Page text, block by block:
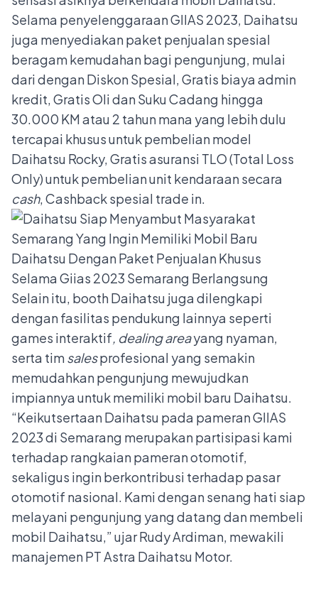
Selama penyelenggaraan GIIAS 2023, Daihatsu
juga menyediakan paket penjualan spesial
beragam kemudahan bagi pengunjung, mulai
dari dengan Diskon Spesial, Gratis biaya admin
kredit, Gratis Oli dan Suku Cadang hingga
30.000 KM atau 2 tahun mana yang lebih dulu
tercapai khusus untuk pembelian model
Daihatsu Rocky, Gratis asuransi TLO (Total Loss
Only) untuk pembelian unit kendaraan secara
cash, Cashback spesial trade in.
Selain itu, booth Daihatsu juga dilengkapi
dengan fasilitas pendukung lainnya seperti
games interaktif, dealing areayang nyaman,
serta timsalesprofesional yang semakin
memudahkan pengunjung mewujudkan
impiannya untuk memiliki mobil baru Daihatsu.
“Keikutsertaan Daihatsu pada pameran GIIAS
2023 di Semarang merupakan partisipasi kami
terhadap rangkaian pameran otomotif,
sekaligus ingin berkontribusi terhadap pasar
otomotif nasional. Kami dengan senang hati siap
melayani pengunjung yang datang dan membeli
mobil Daihatsu,” ujar Rudy Ardiman, mewakili
manajemen PT Astra Daihatsu Motor.